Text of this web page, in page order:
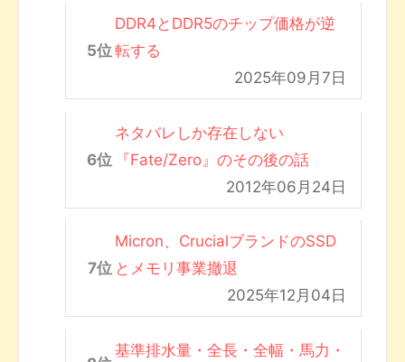
DDR4とDDR5のチップ価格が逆
転する
2025年09月7日
ネタバレしか存在しない
『Fate/Zero』のその後の話
2012年06月24日
Micron、CrucialブランドのSSD
とメモリ事業撤退
2025年12月04日
基準排水量・全長・全幅・馬力・